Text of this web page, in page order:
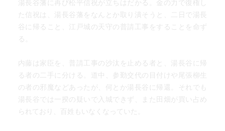
湯長谷藩に再び松平信祝が立ちはだかる。金の力で復権し
た信祝は、湯長谷藩をなんとか取り潰そうと、二日で湯長
谷に帰ること、江戸城の天守の普請工事をすることを命ず
る。
内藤は家臣を、普請工事の沙汰を止める者と、湯長谷に帰
る者の二手に分ける。道中、参勤交代の目付けや尾張柳生
の者の邪魔などあったが、何とか湯長谷に帰還。それでも
湯長谷では一揆の疑いで入城できず、また田畑が買い占め
られており、百姓もいなくなっていた。